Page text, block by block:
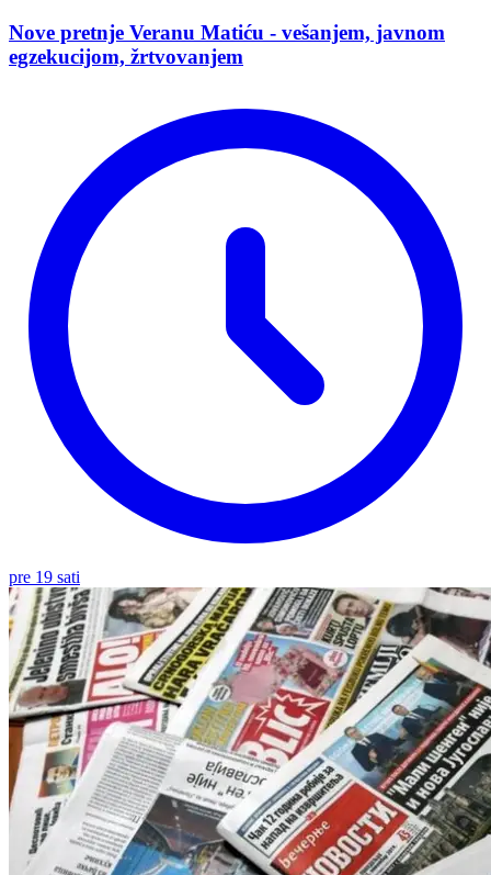
Nove pretnje Veranu Matiću - vešanjem, javnom
egzekucijom, žrtvovanjem
pre 19 sati